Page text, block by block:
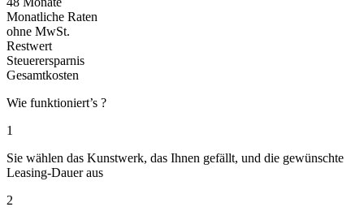
Monatliche Raten
ohne MwSt.
Restwert
Steuerersparnis
Gesamtkosten
Wie funktioniert’s ?
1
Sie wählen das Kunstwerk, das Ihnen gefällt, und die gewünschte
Leasing-Dauer aus
2